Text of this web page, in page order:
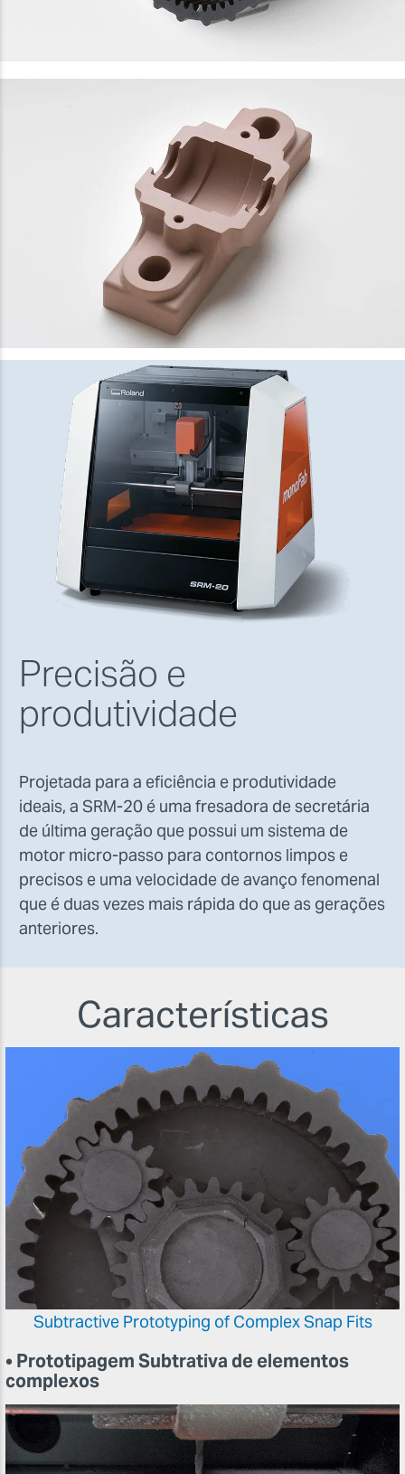
Precisão e
produtividade
Projetada para a eficiência e produtividade
ideais, a SRM-20 é uma fresadora de secretária
de última geração que possui um sistema de
motor micro-passo para contornos limpos e
precisos e uma velocidade de avanço fenomenal
que é duas vezes mais rápida do que as gerações
anteriores.
Características
Subtractive Prototyping of Complex Snap Fits
• Prototipagem Subtrativa de elementos
complexos